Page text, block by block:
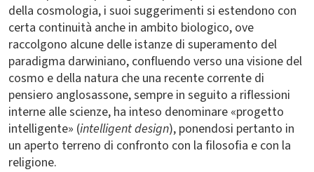
della cosmologia, i suoi suggerimenti si estendono con
certa continuità anche in ambito biologico, ove
raccolgono alcune delle istanze di superamento del
paradigma darwiniano, confluendo verso una visione del
cosmo e della natura che una recente corrente di
pensiero anglosassone, sempre in seguito a riflessioni
interne alle scienze, ha inteso denominare «progetto
intelligente» (intelligent design), ponendosi pertanto in
un aperto terreno di confronto con la filosofia e con la
religione.